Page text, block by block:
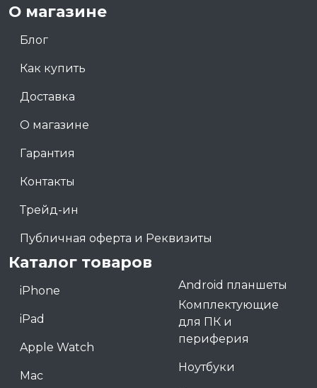
О магазине
Блог
Как купить
Доставка
О магазине
Гарантия
Контакты
Трейд-ин
Публичная оферта и Реквизиты
Каталог товаров
iPhone
iPad
Apple Watch
Mac
Android планшеты
Комплектующие
для ПК и
периферия
Ноутбуки